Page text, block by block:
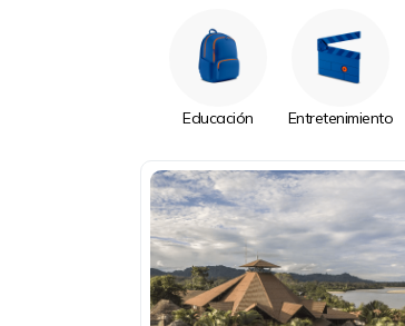
Educación Entretenimiento